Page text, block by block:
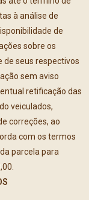
à análise de
de
sobre os
de seus respectivos
sem aviso
retificação das
veiculados,
correções, ao
com os termos
parcela para